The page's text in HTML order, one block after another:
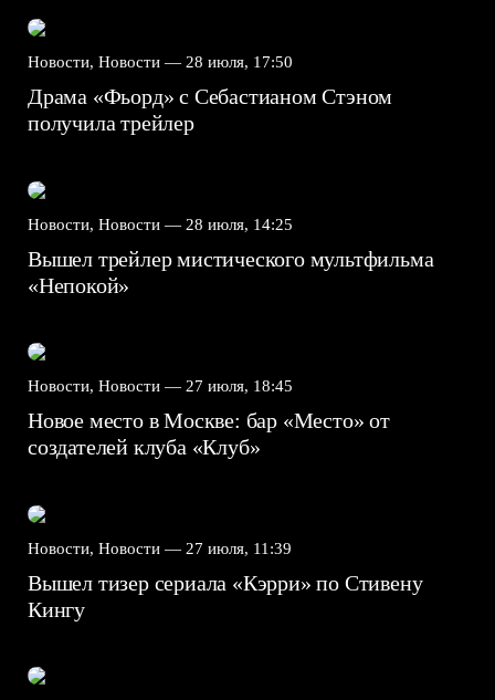
Новости, Новости — 28 июля, 17:50
Драма «Фьорд» с Себастианом Стэном
получила трейлер
Новости, Новости — 28 июля, 14:25
Вышел трейлер мистического мультфильма
«Непокой»
Новости, Новости — 27 июля, 18:45
Новое место в Москве: бар «Место» от
создателей клуба «Клуб»
Новости, Новости — 27 июля, 11:39
Вышел тизер сериала «Кэрри» по Стивену
Кингу